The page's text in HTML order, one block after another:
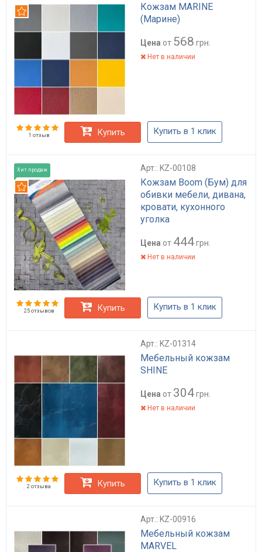
Кожзам MARINE
(Марине)
Цена от 568 грн.
Нет в наличии
1 отзыв Купить Купить в 1 клик
Хит продаж Арт.: KZ-00108
Кожзам Boom (Бум) для
обивки мебели, дивана,
кровати, кухонного
уголка
Рекомендуем
Цена от 444грн.
Нет в наличии
25 отзывов Купить Купить в 1 клик
Арт.: KZ-01314
Мебельный кожзам
SHINE
Цена от 304грн.
Нет в наличии
2 отзыва Купить Купить в 1 клик
Арт.: KZ-00916
Мебельный кожзам
MARVEL